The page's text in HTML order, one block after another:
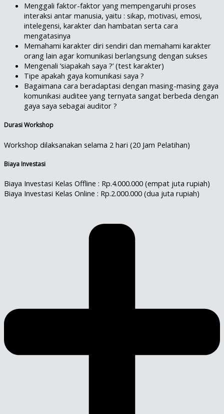
Menggali faktor-faktor yang mempengaruhi proses
interaksi antar manusia, yaitu : sikap, motivasi, emosi,
intelegensi, karakter dan hambatan serta cara
mengatasinya
Memahami karakter diri sendiri dan memahami karakter
orang lain agar komunikasi berlangsung dengan sukses
Mengenali ‘siapakah saya ?’ (test karakter)
Tipe apakah gaya komunikasi saya ?
Bagaimana cara beradaptasi dengan masing-masing gaya
komunikasi auditee yang ternyata sangat berbeda dengan
gaya saya sebagai auditor ?
Durasi Workshop
Workshop dilaksanakan selama 2 hari (20 Jam Pelatihan)
Biaya Investasi
Biaya Investasi Kelas Offline : Rp.4.000.000 (empat juta rupiah)
Biaya Investasi Kelas Online : Rp.2.000.000 (dua juta rupiah)